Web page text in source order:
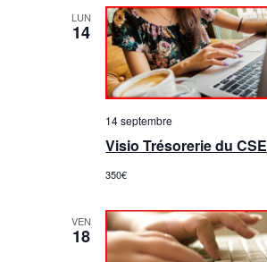
LUN
14
14 septembre
Visio Trésorerie du CSE
350€
VEN
18